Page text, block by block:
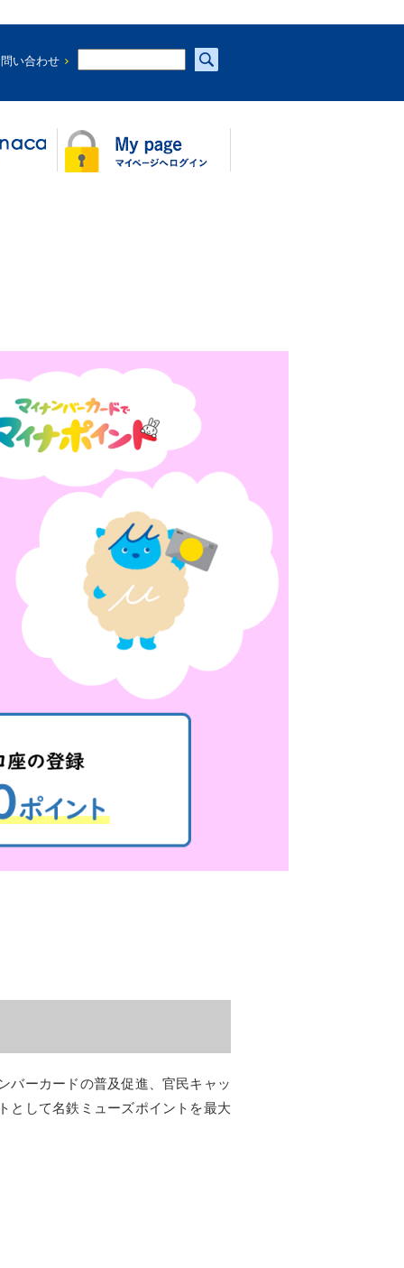
い合わせ
バーカードの普及促進、官民キャッ
として名鉄ミューズポイントを最大